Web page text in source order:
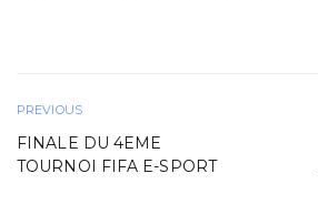
PREVIOUS
FINALE DU 4EME
TOURNOI FIFA E-SPORT